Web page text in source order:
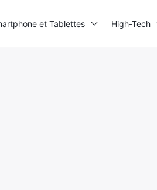
et Tablettes High-Tech